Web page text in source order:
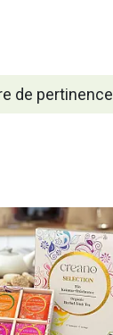
de pertinence